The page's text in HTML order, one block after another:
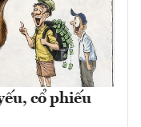
cổ phiếu